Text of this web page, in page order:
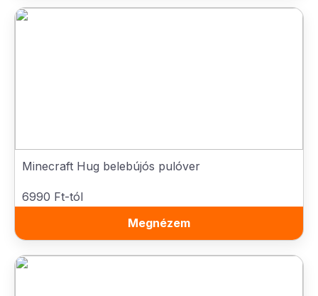
Minecraft Hug belebújós pulóver
6990 Ft-tól
Megnézem